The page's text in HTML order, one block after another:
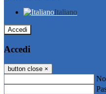
Italiano
Accedi
Accedi
button close ×